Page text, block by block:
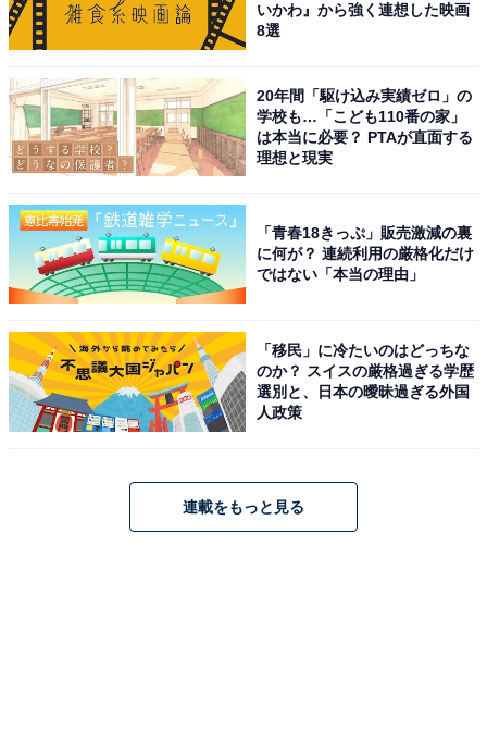
※掲載されている情報は記事公開時のものです。あらか
すると、売上の一部がオールアバウトに還元されること
があります。
いもの部
Amazonのセール商品から売れ筋ランキングまで、毎日のお買いも
のがもっと楽しく、もっとお得になる情報をお届け。編集部員によ
あわせて読みたい
【栃木県の人気ホテル】「新那須高原温泉 こ
ころのおやど 自在荘」は自然に囲まれた温泉
いかわ』から強く連想した映画
8選
20年間「駆け込み実績ゼロ」の
学校も…「こども110番の家」
は本当に必要？ PTAが直面する
理想と現実
「青春18きっぷ」販売激減の裏
に何が？ 連続利用の厳格化だけ
ではない「本当の理由」
「移民」に冷たいのはどっちな
のか？ スイスの厳格過ぎる学歴
選別と、日本の曖昧過ぎる外国
人政策
連載をもっと見る